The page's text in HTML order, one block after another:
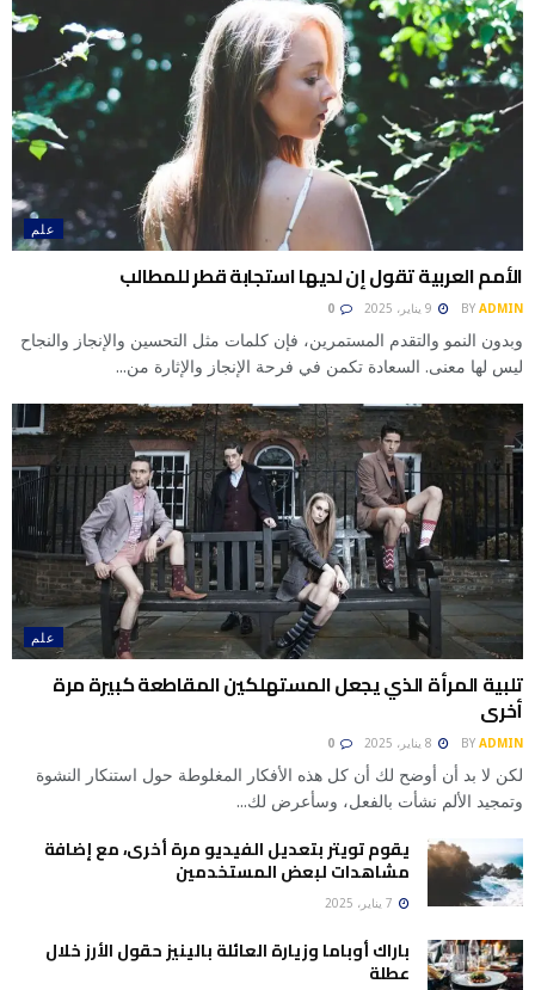
علم
الأمم العربية تقول إن لديها استجابة قطر للمطالب
BY ADMIN
وبدون النمو والتقدم المستمرين، فإن كلمات مثل التحسين والإنجاز والنجاح
ليس لها معنى. السعادة تكمن في فرحة الإنجاز والإثارة من...
علم
تلبية المرأة الذي يجعل المستهلكين المقاطعة كبيرة مرة
أخرى
BY ADMIN
لكن لا بد أن أوضح لك أن كل هذه الأفكار المغلوطة حول استنكار النشوة
وتمجيد الألم نشأت بالفعل، وسأعرض لك...
يقوم تويتر بتعديل الفيديو مرة أخرى، مع إضافة
مشاهدات لبعض المستخدمين
باراك أوباما وزيارة العائلة بالينيز حقول الأرز خلال
عطلة